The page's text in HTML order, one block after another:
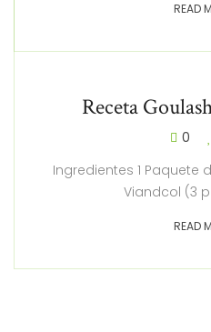
READ
Receta
0
Ingredientes 1
Viandcol (3
READ